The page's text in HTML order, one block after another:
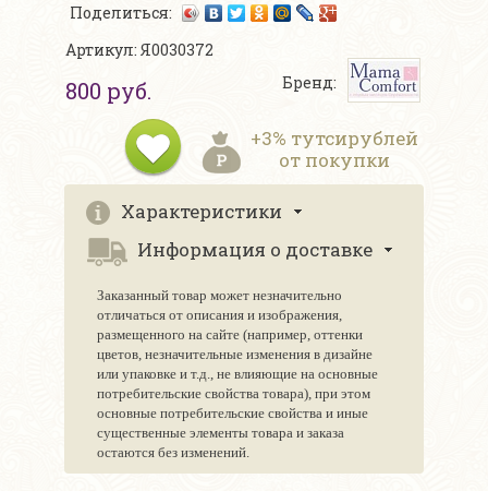
Поделиться:
Артикул: Я0030372
800 руб. Бренд:
+3% тутсирублей
от покупки
Характеристики
Информация о доставке
Заказанный товар может незначительно
отличаться от описания и изображения,
размещенного на сайте (например, оттенки
цветов, незначительные изменения в дизайне
или упаковке и т.д., не влияющие на основные
потребительские свойства товара), при этом
основные потребительские свойства и иные
существенные элементы товара и заказа
остаются без изменений.